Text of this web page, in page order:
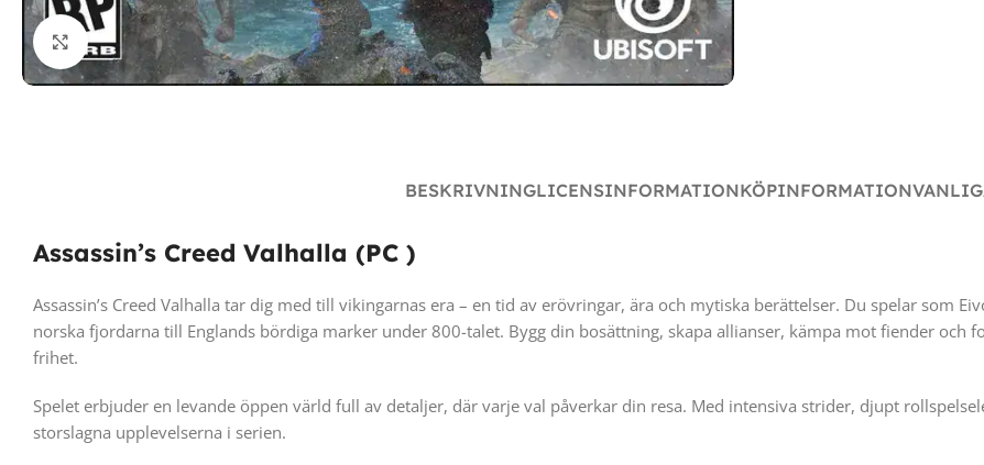
Klicka för att förstora
BESKRIVNINGLICENSINFORMATIONKÖPINFORMATION
Assassin’s Creed Valhalla (PC )
Assassin’s Creed Valhalla tar dig med till vikingarnas era – en tid av erövringar, ära och mytiska berättelser. Du spelar som
norska fjordarna till Englands bördiga marker under 800-talet. Bygg din bosättning, skapa allianser, kämpa mot fiender och
frihet.
Spelet erbjuder en levande öppen värld full av detaljer, där varje val påverkar din resa. Med intensiva strider, djupt
storslagna upplevelserna i serien.